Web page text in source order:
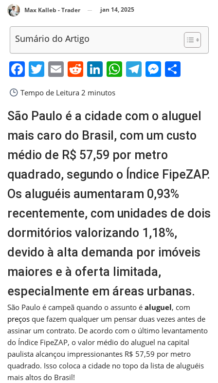
Max Kalleb - Trader jan 14, 2025
Sumário do Artigo
Facebook
Twitter
EmailReddit
LinkedIn
WhatsApp
Telegram
Tempo de Leitura 2 minutos
São Paulo é a cidade com o aluguel
mais caro do Brasil, com um custo
médio de R$ 57,59 por metro
quadrado, segundo o Índice FipeZAP.
Os aluguéis aumentaram 0,93%
recentemente, com unidades de dois
dormitórios valorizando 1,18%,
devido à alta demanda por imóveis
maiores e à oferta limitada,
especialmente em áreas urbanas.
São Paulo é campeã quando o assunto é aluguel, com
preços que fazem qualquer um pensar duas vezes antes de
assinar um contrato. De acordo com o último levantamento
do Índice FipeZAP, o valor médio do aluguel na capital
paulista alcançou impressionantes R$ 57,59 por metro
quadrado. Isso coloca a cidade no topo da lista de aluguéis
mais altos do Brasil!